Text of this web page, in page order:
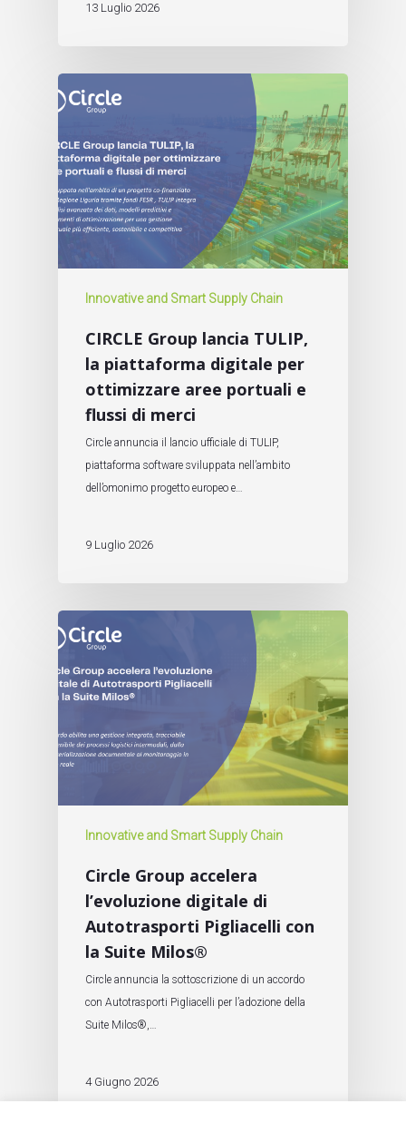
13 Luglio 2026
Innovative and Smart Supply Chain
CIRCLE Group lancia TULIP,
la piattaforma digitale per
ottimizzare aree portuali e
flussi di merci
Circle annuncia il lancio ufficiale di TULIP,
piattaforma software sviluppata nell’ambito
dell’omonimo progetto europeo e…
9 Luglio 2026
Innovative and Smart Supply Chain
Circle Group accelera
l’evoluzione digitale di
Autotrasporti Pigliacelli con
la Suite Milos®
Circle annuncia la sottoscrizione di un accordo
con Autotrasporti Pigliacelli per l’adozione della
Suite Milos®,…
4 Giugno 2026